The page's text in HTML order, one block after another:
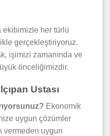
ekibimizle her türlü
gerçekleştiriyoruz.
işimizi zamanında ve
önceliğimizdir.
Ustası
Ekonomik
uygun çözümler
vermeden uygun